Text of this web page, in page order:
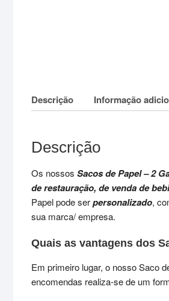
Descrição Informação
Descrição
Os nossos Sacos de Papel – 2
de restauração, de venda de bebi
Papel pode serpersonalizado,
sua marca/ empresa.
Quais as vantagens dos
Em primeiro lugar, o nosso Saco
encomendas realiza-se de um